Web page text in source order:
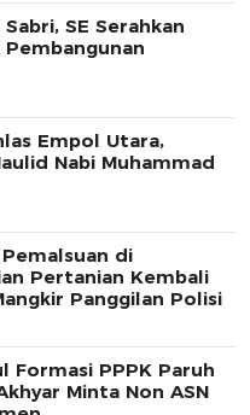
SE Serahkan
Empol Utara,
Nabi Muhammad
di
Pertanian Kembali
Panggilan Polisi
Formasi PPPK Paruh
Minta Non ASN